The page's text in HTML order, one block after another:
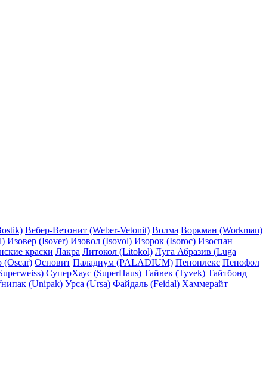
Вебер-Ветонит (Weber-Vetonit) Волма Воркман (Workman)
Изовер (Isover) Изовол (Isovol) Изорок (Isoroc) Изоспан
краски Лакра Литокол (Litokol) Луга Абразив (Luga
(Oscar) Основит Паладиум (PALADIUM) Пеноплекс Пенофол
СуперХаус (SuperHaus) Тайвек (Tyvek) Тайтбонд
(Unipak) Урса (Ursa) Файдаль (Feidal) Хаммерайт